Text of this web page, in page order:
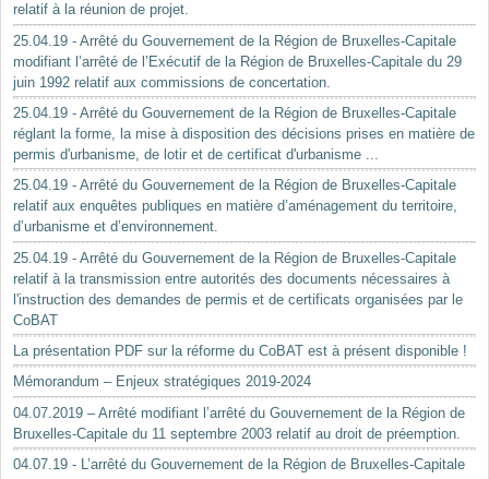
relatif à la réunion de projet.
25.04.19 - Arrêté du Gouvernement de la Région de Bruxelles-Capitale
modifiant l’arrêté de l’Exécutif de la Région de Bruxelles-Capitale du 29
juin 1992 relatif aux commissions de concertation.
25.04.19 - Arrêté du Gouvernement de la Région de Bruxelles-Capitale
réglant la forme, la mise à disposition des décisions prises en matière de
permis d'urbanisme, de lotir et de certificat d'urbanisme ...
25.04.19 - Arrêté du Gouvernement de la Région de Bruxelles-Capitale
relatif aux enquêtes publiques en matière d’aménagement du territoire,
d’urbanisme et d’environnement.
25.04.19 - Arrêté du Gouvernement de la Région de Bruxelles-Capitale
relatif à la transmission entre autorités des documents nécessaires à
l'instruction des demandes de permis et de certificats organisées par le
CoBAT
La présentation PDF sur la réforme du CoBAT est à présent disponible !
Mémorandum – Enjeux stratégiques 2019-2024
04.07.2019 – Arrêté modifiant l’arrêté du Gouvernement de la Région de
Bruxelles-Capitale du 11 septembre 2003 relatif au droit de préemption.
04.07.19 - L’arrêté du Gouvernement de la Région de Bruxelles-Capitale